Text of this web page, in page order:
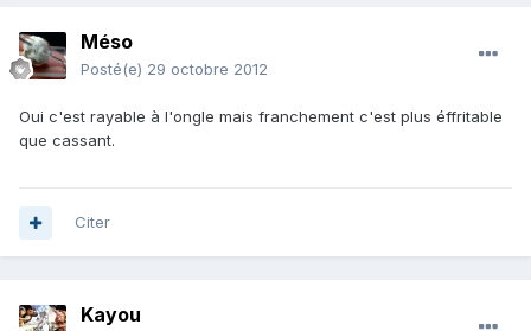
Méso
Posté(e) 29 octobre 2012
Oui c'est rayable à l'ongle mais franchement c'est plus éffritable
que cassant.
Citer
Kayou